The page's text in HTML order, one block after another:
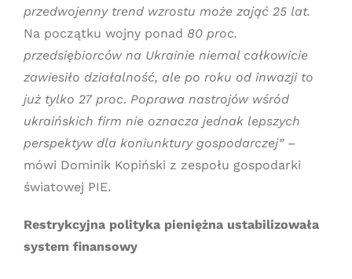
przedwojenny trend wzrostu może zająć 25 lat.
Na początku wojny ponad 80 proc.
przedsiębiorców na Ukrainie niemal całkowicie
zawiesiło działalność, ale po roku od inwazji to
już tylko 27 proc. Poprawa nastrojów wśród
ukraińskich firm nie oznacza jednak lepszych
perspektyw dla koniunktury gospodarczej” –
mówi Dominik Kopiński z zespołu gospodarki
światowej PIE.
Restrykcyjna polityka pieniężna ustabilizowała
system finansowy